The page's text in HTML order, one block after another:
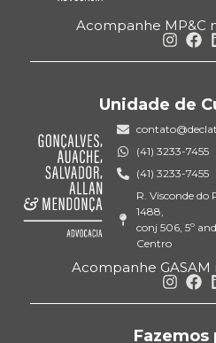
Acompanhe MP&C
Unidade de
(41) 3233-7455
(41) 3233-7455
R. Visconde do
1488,
conj 506, 5º
Centro
Acompanhe GASAM
Fazemos